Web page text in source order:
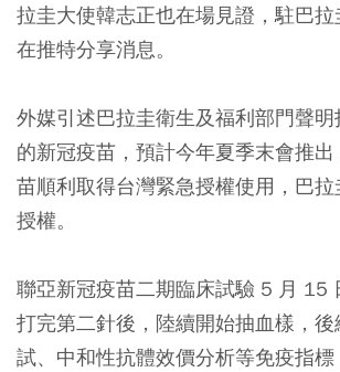
拉圭大使韓志正也在場見證，駐巴
在推特分享消息。
外媒引述巴拉圭衛生及福利部門聲
的新冠疫苗，預計今年夏季末會推
苗順利取得台灣緊急授權使用，巴
授權。
聯亞新冠疫苗二期臨床試驗 5 月 15
打完第二針後，陸續開始抽血樣，
試、中和性抗體效價分析等免疫指標